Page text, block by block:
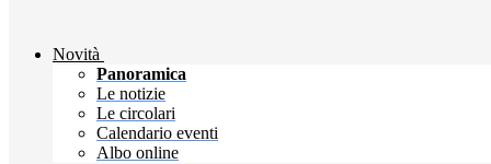
Novità
Panoramica
Le notizie
Le circolari
Calendario eventi
Albo online